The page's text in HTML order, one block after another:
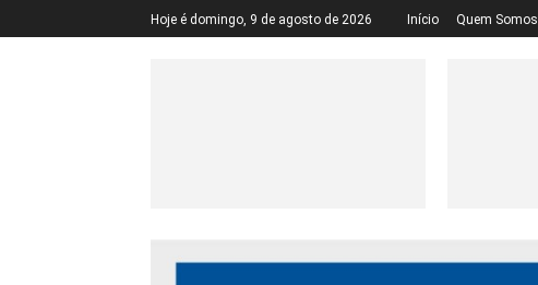
Hoje é domingo, 9 de agosto de 2026 Início Quem Somos